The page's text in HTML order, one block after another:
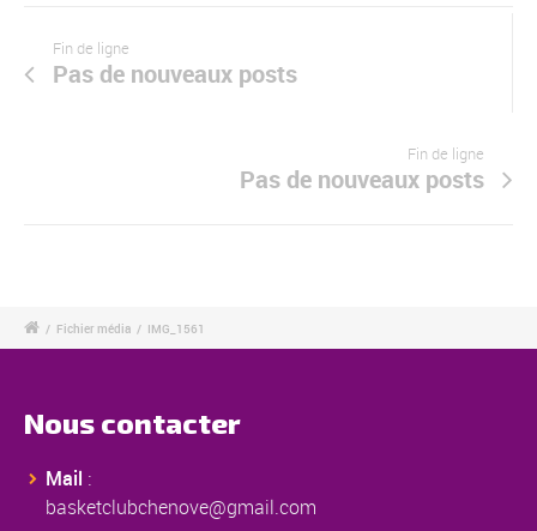
Fin de ligne
Pas de nouveaux posts
Fin de ligne
Pas de nouveaux posts
/ Fichier média / IMG_1561
Nous contacter
Mail :
basketclubchenove@gmail.com